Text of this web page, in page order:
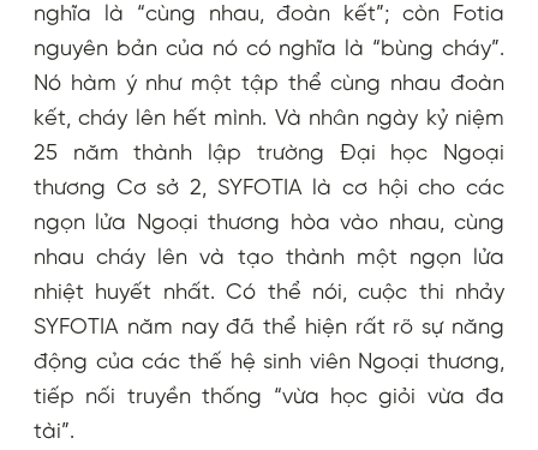
nghĩa là “cùng nhau, đoàn kết”; còn Fotia
nguyên bản của nó có nghĩa là “bùng cháy”.
Nó hàm ý như một tập thể cùng nhau đoàn
kết, cháy lên hết mình. Và nhân ngày kỷ niệm
25 năm thành lập trường Đại học Ngoại
thương Cơ sở 2, SYFOTIA là cơ hội cho các
ngọn lửa Ngoại thương hòa vào nhau, cùng
nhau cháy lên và tạo thành một ngọn lửa
nhiệt huyết nhất. Có thể nói, cuộc thi nhảy
SYFOTIA năm nay đã thể hiện rất rõ sự năng
động của các thế hệ sinh viên Ngoại thương,
tiếp nối truyền thống “vừa học giỏi vừa đa
tài”.